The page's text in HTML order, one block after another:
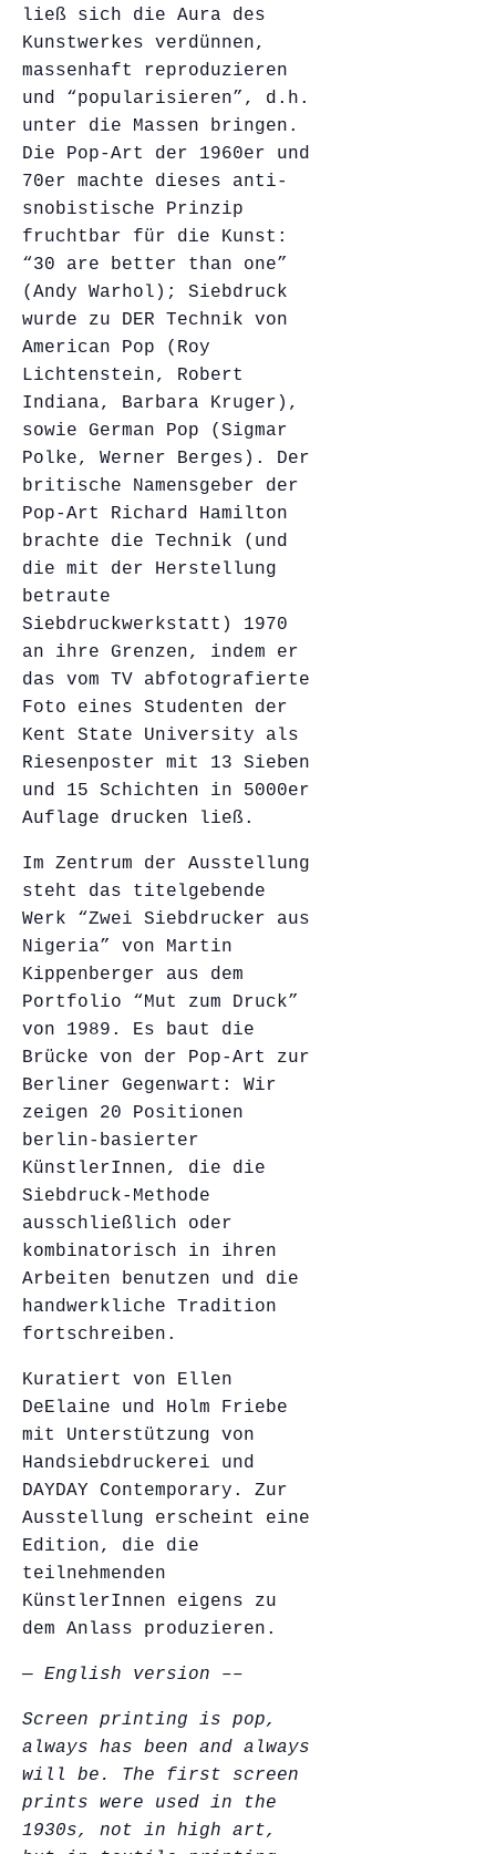
ließ sich die Aura des
Kunstwerkes verdünnen,
massenhaft reproduzieren
und “popularisieren”, d.h.
unter die Massen bringen.
Die Pop-Art der 1960er und
70er machte dieses anti-
snobistische Prinzip
fruchtbar für die Kunst:
“30 are better than one”
(Andy Warhol); Siebdruck
wurde zu DER Technik von
American Pop (Roy
Lichtenstein, Robert
Indiana, Barbara Kruger),
sowie German Pop (Sigmar
Polke, Werner Berges). Der
britische Namensgeber der
Pop-Art Richard Hamilton
brachte die Technik (und
die mit der Herstellung
betraute
Siebdruckwerkstatt) 1970
an ihre Grenzen, indem er
das vom TV abfotografierte
Foto eines Studenten der
Kent State University als
Riesenposter mit 13 Sieben
und 15 Schichten in 5000er
Auflage drucken ließ.
Im Zentrum der Ausstellung
steht das titelgebende
Werk “Zwei Siebdrucker aus
Nigeria” von Martin
Kippenberger aus dem
Portfolio “Mut zum Druck”
von 1989. Es baut die
Brücke von der Pop-Art zur
Berliner Gegenwart: Wir
zeigen 20 Positionen
berlin-basierter
KünstlerInnen, die die
Siebdruck-Methode
ausschließlich oder
kombinatorisch in ihren
Arbeiten benutzen und die
handwerkliche Tradition
fortschreiben.
Kuratiert von Ellen
DeElaine und Holm Friebe
mit Unterstützung von
Handsiebdruckerei und
DAYDAY Contemporary. Zur
Ausstellung erscheint eine
Edition, die die
teilnehmenden
KünstlerInnen eigens zu
dem Anlass produzieren.
— English version ––
Screen printing is pop,
always has been and always
will be. The first screen
prints were used in the
1930s, not in high art,